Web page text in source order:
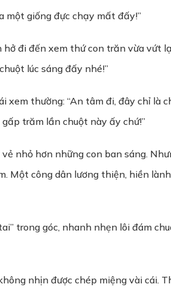
một giống đực chạy mất đấy!”
đi đến xem thứ con trăn vừa vứt
lúc sáng đấy nhé!”
thường: “An tâm đi, đây chỉ là
trăm lần chuột này ấy chứ!”
nhỏ hơn những con ban sáng.
Một công dân lương thiện, hiền
trong góc, nhanh nhẹn lôi đám
nhịn được chép miệng vài cái.